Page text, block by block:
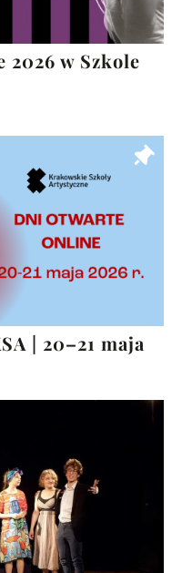
2026 w Szkole
| 20–21 maja